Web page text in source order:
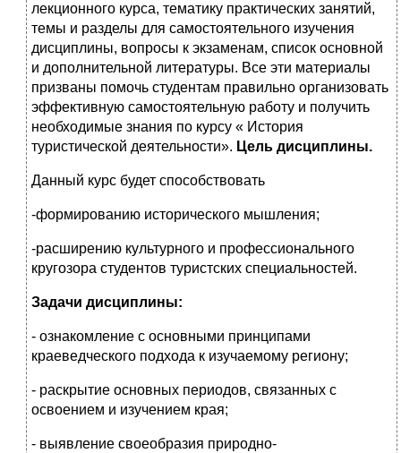
лекционного курса, тематику практических занятий,
темы и разделы для самостоятельного изучения
дисциплины, вопросы к экзаменам, список основной
и дополнительной литературы. Все эти материалы
призваны помочь студентам правильно организовать
эффективную самостоятельную работу и получить
необходимые знания по курсу « История
туристической деятельности». Цель дисциплины.
Данный курс будет способствовать
-формированию исторического мышления;
-расширению культурного и профессионального
кругозора студентов туристских специальностей.
Задачи дисциплины:
- ознакомление с основными принципами
краеведческого подхода к изучаемому региону;
- раскрытие основных периодов, связанных с
освоением и изучением края;
- выявление своеобразия природно-